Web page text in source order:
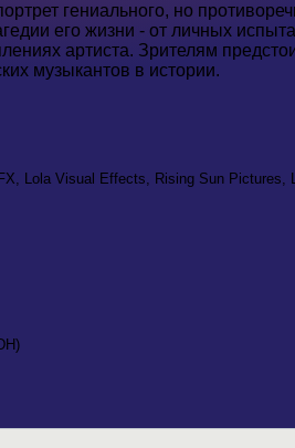
гениального, но
его жизни - от личных
артиста. Зрителям
музыкантов в истории.
Lola Visual Effects, Rising Sun Pictures,